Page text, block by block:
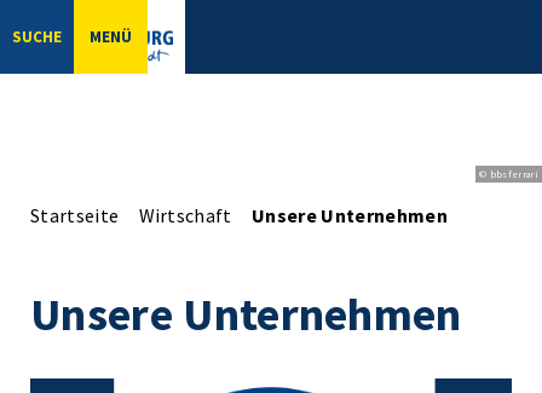
SUCHE MENÜ
© bbsferrari
Startseite Wirtschaft Unsere Unternehmen
Unsere Unternehmen